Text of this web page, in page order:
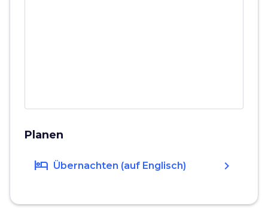
Planen
hotel Übernachten (auf Englisch) chevron_right